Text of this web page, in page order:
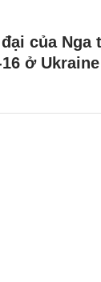
của Nga
16 ở Ukraine